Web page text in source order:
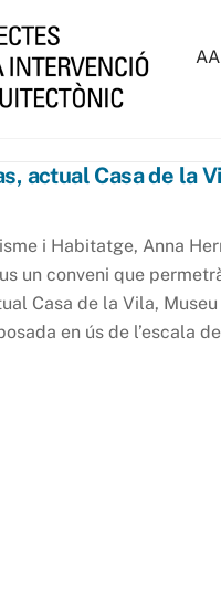
actual Casa de la
i Habitatge, Anna
un conveni que
Casa de la Vila,
en ús de l’escala